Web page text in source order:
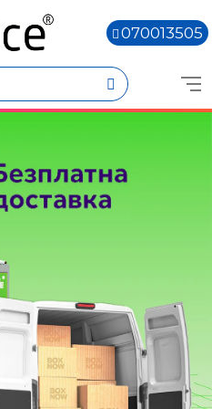
070013505
картони